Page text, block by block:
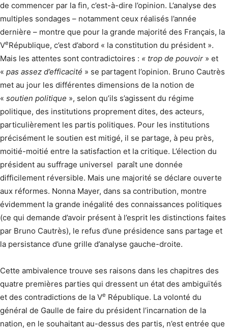
de commencer par la fin, c’est-à-dire l’opinion. L’analyse des
multiples sondages – notamment ceux réalisés l’année
dernière – montre que pour la grande majorité des Français, la
VeRépublique, c’est d’abord « la constitution du président ».
Mais les attentes sont contradictoires : « trop de pouvoir » et
« pas assez d’efficacité » se partagent l’opinion. Bruno Cautrès
met au jour les différentes dimensions de la notion de
« soutien politique », selon qu’ils s’agissent du régime
politique, des institutions proprement dites, des acteurs,
particulièrement les partis politiques. Pour les institutions
précisément le soutien est mitigé, il se partage, à peu près,
moitié-moitié entre la satisfaction et la critique. L’élection du
président au suffrage universel paraît une donnée
difficilement réversible. Mais une majorité se déclare ouverte
aux réformes. Nonna Mayer, dans sa contribution, montre
évidemment la grande inégalité des connaissances politiques
(ce qui demande d’avoir présent à l’esprit les distinctions faites
par Bruno Cautrès), le refus d’une présidence sans partage et
la persistance d’une grille d’analyse gauche-droite.
Cette ambivalence trouve ses raisons dans les chapitres des
quatre premières parties qui dressent un état des ambiguïtés
et des contradictions de la Ve République. La volonté du
général de Gaulle de faire du président l’incarnation de la
nation, en le souhaitant au-dessus des partis, n’est entrée que